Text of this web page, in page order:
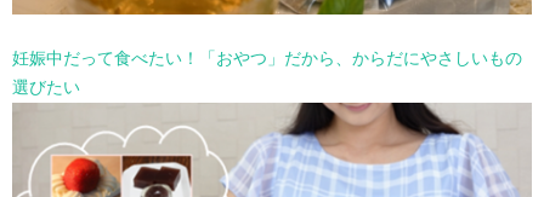
妊娠中だって食べたい！「おやつ」だから、からだにやさしいもの
選びたい